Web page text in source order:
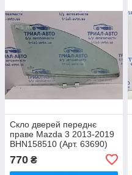
Скло дверей переднє
праве Mazda 3 2013-2019
BHN158510 (Арт. 63690)
770 ₴